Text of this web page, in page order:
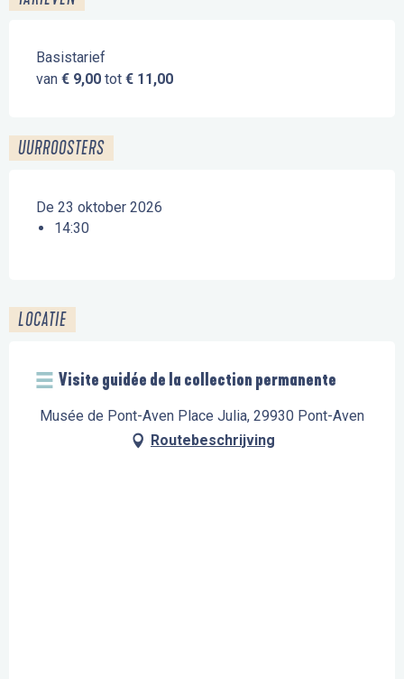
Basistarief
van € 9,00 tot € 11,00
UURROOSTERS
De 23 oktober 2026
14:30
LOCATIE
Visite guidée de la collection permanente
Musée de Pont-Aven Place Julia, 29930 Pont-Aven
Routebeschrijving